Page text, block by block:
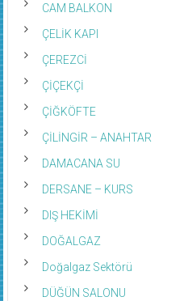
CAM BALKON
ÇELİK KAPI
ÇEREZCİ
ÇİÇEKÇİ
ÇİĞKÖFTE
ÇİLİNGİR – ANAHTAR
DAMACANA SU
DERSANE – KURS
DIŞ HEKİMİ
DOĞALGAZ
Doğalgaz Sektörü
DÜĞÜN SALONU